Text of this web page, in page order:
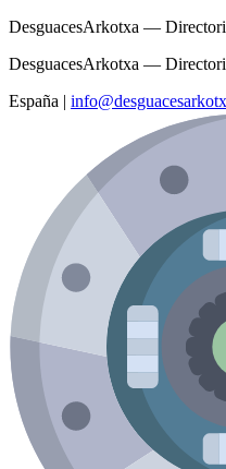
DesguacesArkotxa —
DesguacesArkotxa —
España |